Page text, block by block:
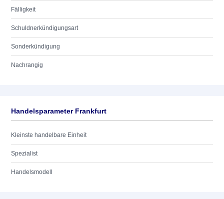
Fälligkeit
Schuldnerkündigungsart
Sonderkündigung
Nachrangig
Handelsparameter Frankfurt
Kleinste handelbare Einheit
Spezialist
Handelsmodell